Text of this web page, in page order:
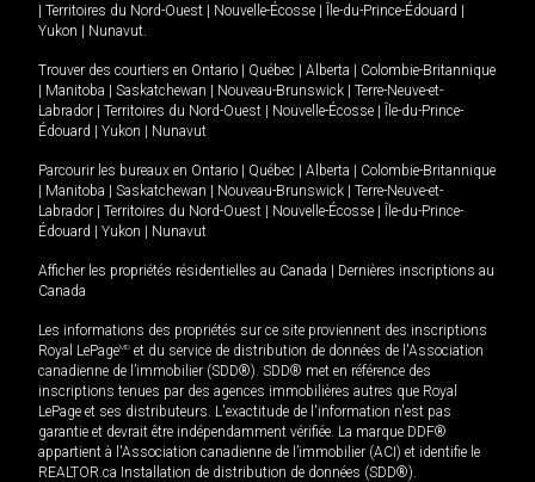
Territoires du Nord-Ouest Nouvelle-Écosse Île-du-Prince-Édouard
Yukon
Nunavut.
Trouver des courtiers en Ontario Québec Alberta
Colombie-Britannique
Manitoba Saskatchewan Nouveau-Brunswick
Terre-Neuve-et-
Labrador
Territoires du Nord-Ouest Nouvelle-Écosse
Île-du-Prince-
Édouard
Yukon Nunavut
Parcourir les bureaux en Ontario Québec Alberta
Colombie-Britannique
Manitoba Saskatchewan Nouveau-Brunswick
Terre-Neuve-et-
Labrador
Territoires du Nord-Ouest Nouvelle-Écosse
Île-du-Prince-
Édouard
Yukon Nunavut
Afficher les propriétés résidentielles au Canada
Dernières inscriptions au
Canada
Les informations des propriétés sur ce site proviennent des inscriptions
Royal LePageMD et du service de distribution de données de l'Association
canadienne de l’immobilier (SDD®). SDD® met en référence des
inscriptions tenues par des agences immobilières autres que Royal
LePage et ses distributeurs. L'exactitude de l'information n'est pas
garantie et devrait être indépendamment vérifiée. La marque DDF®
appartient à l'Association canadienne de l’immobilier (ACI) et identifie le
REALTOR.ca Installation de distribution de données (SDD®).